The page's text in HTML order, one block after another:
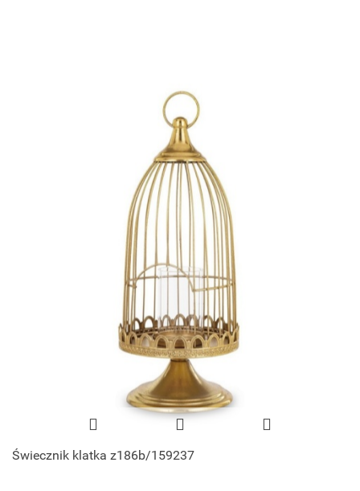
Świecznik klatka z186b/159237